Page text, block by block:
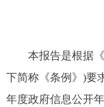
政策兑现
本报告是根据《
下简称《条例》)要
年度政府信息公开年